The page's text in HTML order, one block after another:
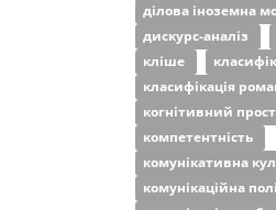
ділова іноземна
дискурс-аналіз
кліше
класифікація
когнітивний
компетентність
комунікативна
комунікаційна